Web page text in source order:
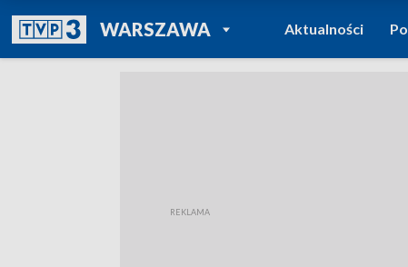
WARSZAWAPOWRÓT DO
TVP REGIONY
Aktualności